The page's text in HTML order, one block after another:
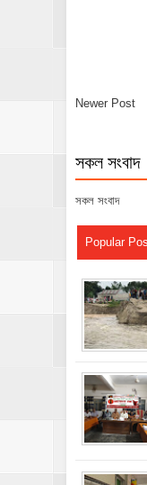
Newer Post
সকল সংবাদ
সকল সংবাদ
Popular